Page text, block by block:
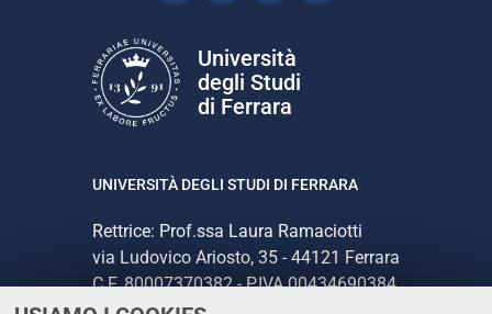
Università
degli Studi
di Ferrara
UNIVERSITÀ DEGLI STUDI DI FERRARA
Rettrice: Prof.ssa Laura Ramaciotti
via Ludovico Ariosto, 35 - 44121 Ferrara
C.F. 80007370382 - P.IVA 00434690384